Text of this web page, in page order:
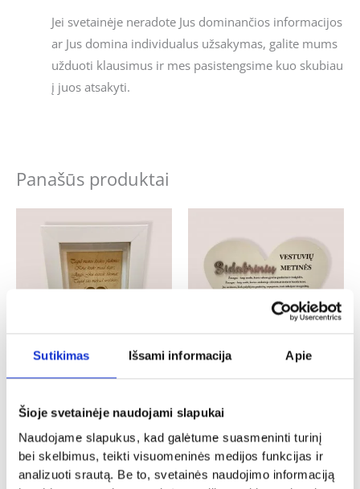
Sutikimas Išsami informacija Apie
Šioje svetainėje naudojami slapukai
Naudojame slapukus, kad galėtume suasmeninti turinį
bei skelbimus, teikti visuomeninės medijos funkcijas ir
analizuoti srautą. Be to, svetainės naudojimo informaciją
Jei svetainėje neradote Jus dominančios informacijos
ar Jus domina individualus užsakymas, galite mums
užduoti klausimus ir mes pasistengsime kuo skubiau
į juos atsakyti.
Panašūs produktai
Vestuvės
„Sveikinimai vestuvių proga”
13.00€
Į KREPŠELĮ
Vestuvės
vestuvių metinių proga”
16.00€
Į KREPŠELĮ